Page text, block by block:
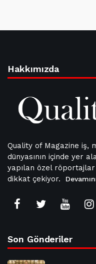
Hakkımızda
Quality of Magazine iş,
dünyasının içinde yer
yapılan özel
dikkat çekiyor.
Son Gönderiler